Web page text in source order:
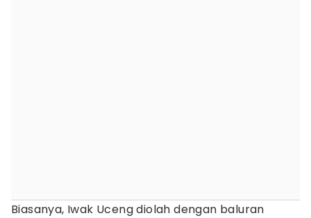
Biasanya, Iwak Uceng diolah dengan baluran